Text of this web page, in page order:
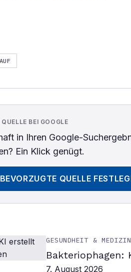
BEI GOOGLE
in Ihren Google-
Ein Klick genügt.
QUELLE
GESUNDHEIT & MEDIZIN
Bakteriophagen:
7. August 2026